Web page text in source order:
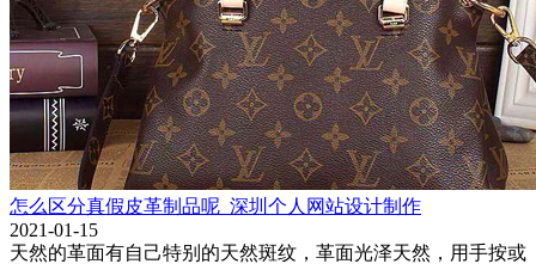
怎么区分真假皮革制品呢_深圳个人网站设计制作
2021-01-15
天然的革面有自己特别的天然斑纹，革面光泽天然，用手按或